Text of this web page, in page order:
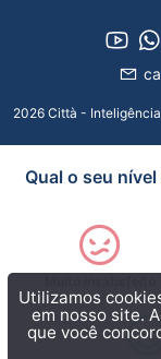
2026 Città -
Utilizamos
em nosso site.
que você
Qual o seu